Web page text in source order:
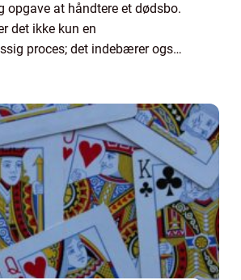
opgave at håndtere et dødsbo.
det ikke kun en
proces; det indebærer også